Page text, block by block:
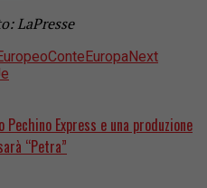
LaPresse
ConteEuropaNext
Express e una produzione
“Petra”